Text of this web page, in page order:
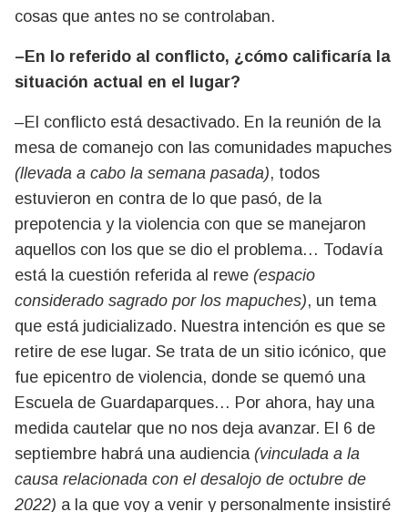
cosas que antes no se controlaban.
–En lo referido al conflicto, ¿cómo calificaría la
situación actual en el lugar?
–El conflicto está desactivado. En la reunión de la
mesa de comanejo con las comunidades mapuches
(llevada a cabo la semana pasada), todos
estuvieron en contra de lo que pasó, de la
prepotencia y la violencia con que se manejaron
aquellos con los que se dio el problema… Todavía
está la cuestión referida al rewe (espacio
considerado sagrado por los mapuches), un tema
que está judicializado. Nuestra intención es que se
retire de ese lugar. Se trata de un sitio icónico, que
fue epicentro de violencia, donde se quemó una
Escuela de Guardaparques… Por ahora, hay una
medida cautelar que no nos deja avanzar. El 6 de
septiembre habrá una audiencia (vinculada a la
causa relacionada con el desalojo de octubre de
2022) a la que voy a venir y personalmente insistiré